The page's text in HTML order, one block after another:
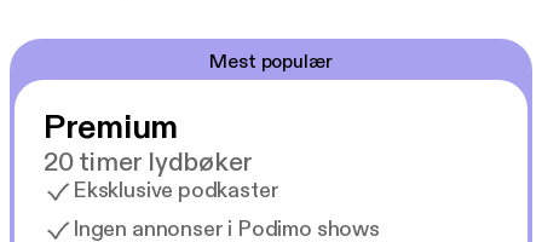
Mest populær
Premium
20 timer lydbøker
Eksklusive podkaster
Ingen annonser i Podimo shows